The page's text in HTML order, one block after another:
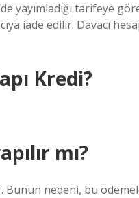
yayımladığı tarifeye
iade edilir. Davacı
Kredi?
mı?
Bunun nedeni, bu